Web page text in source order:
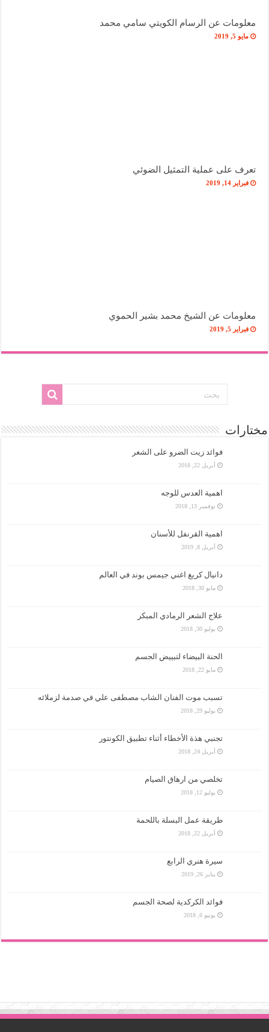
معلومات عن الرسام الكويتي سامي محمد
مايو 5, 2019
تعرف على عملية التمثيل الضوئي
فبراير 14, 2019
معلومات عن الشيخ محمد بشير الحموي
فبراير 5, 2019
مختارات
فوائد زيت الضرو على الشعر
أبريل 22, 2018
اهمية العدس للوجه
نوفمبر 13, 2018
اهمية القرنفل للأسنان
أبريل 8, 2019
دانيال كريغ اغني جيمس بوند في العالم
مايو 30, 2018
علاج الشعر الرمادي المبكر
يوليو 30, 2018
الحنة البيضاء لتبييض الجسم
مايو 22, 2018
تسبب موت الفنان الشاب مصطفى علي في صدمة لزملائه
يوليو 29, 2018
تجنبي هذة الأخطاء أثناء تطبيق الكونتور
أبريل 24, 2018
تخلصي من ارهاق الصيام
يوليو 12, 2018
طريقة عمل البسلة باللحمة
أبريل 22, 2018
سيرة هنري الرابع
يناير 26, 2019
فوائد الكركدية لصحة الجسم
يونيو 6, 2018